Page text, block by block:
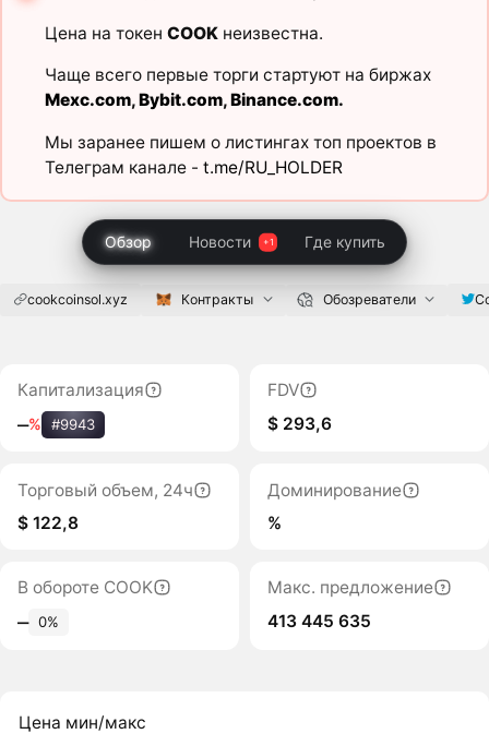
Цена на токен COOKнеизвестна.
Чаще всего первые торги стартуют на биржах
Mexc.com,Bybit.com,Binance.com.
Мы заранее пишем о листингах топ проектов в
Телеграм канале - t.me/RU_HOLDER
Обзор Новости Где купить
cookcoinsol.xyz Контракты Обозреватели
Капитализация
‒% #9943
FDV
$ 293,6
Торговый объем, 24ч
$ 122,8
Доминирование
%
В обороте COOK
‒ 0%
Макс. предложение
413 445 635
Цена мин/макс